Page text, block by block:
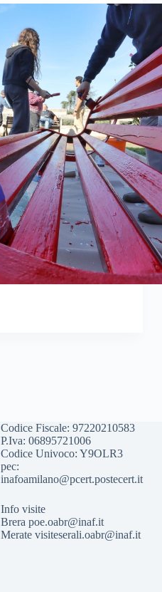
Codice Fiscale: 97220210583
P.Iva: 06895721006
Codice Univoco: Y9OLR3
pec:
inafoamilano@pcert.postecert.it
Info visite
Brerapoe.oabr@inaf.it
Meratevisiteserali.oabr@inaf.it